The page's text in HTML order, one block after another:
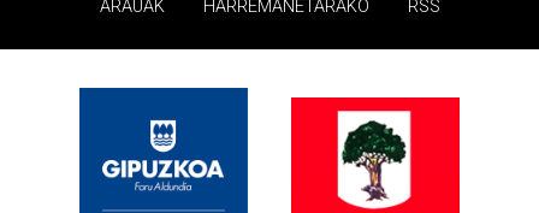
ARAUAK HARREMANETARAKO RSS